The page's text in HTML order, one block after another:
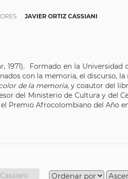
JAVIER ORTIZ CASSIANI
1971). Formado en la
con la memoria, el discurso,
de la memoria, y coautor del
del Ministerio de Cultura y del
Premio Afrocolombiano del Año